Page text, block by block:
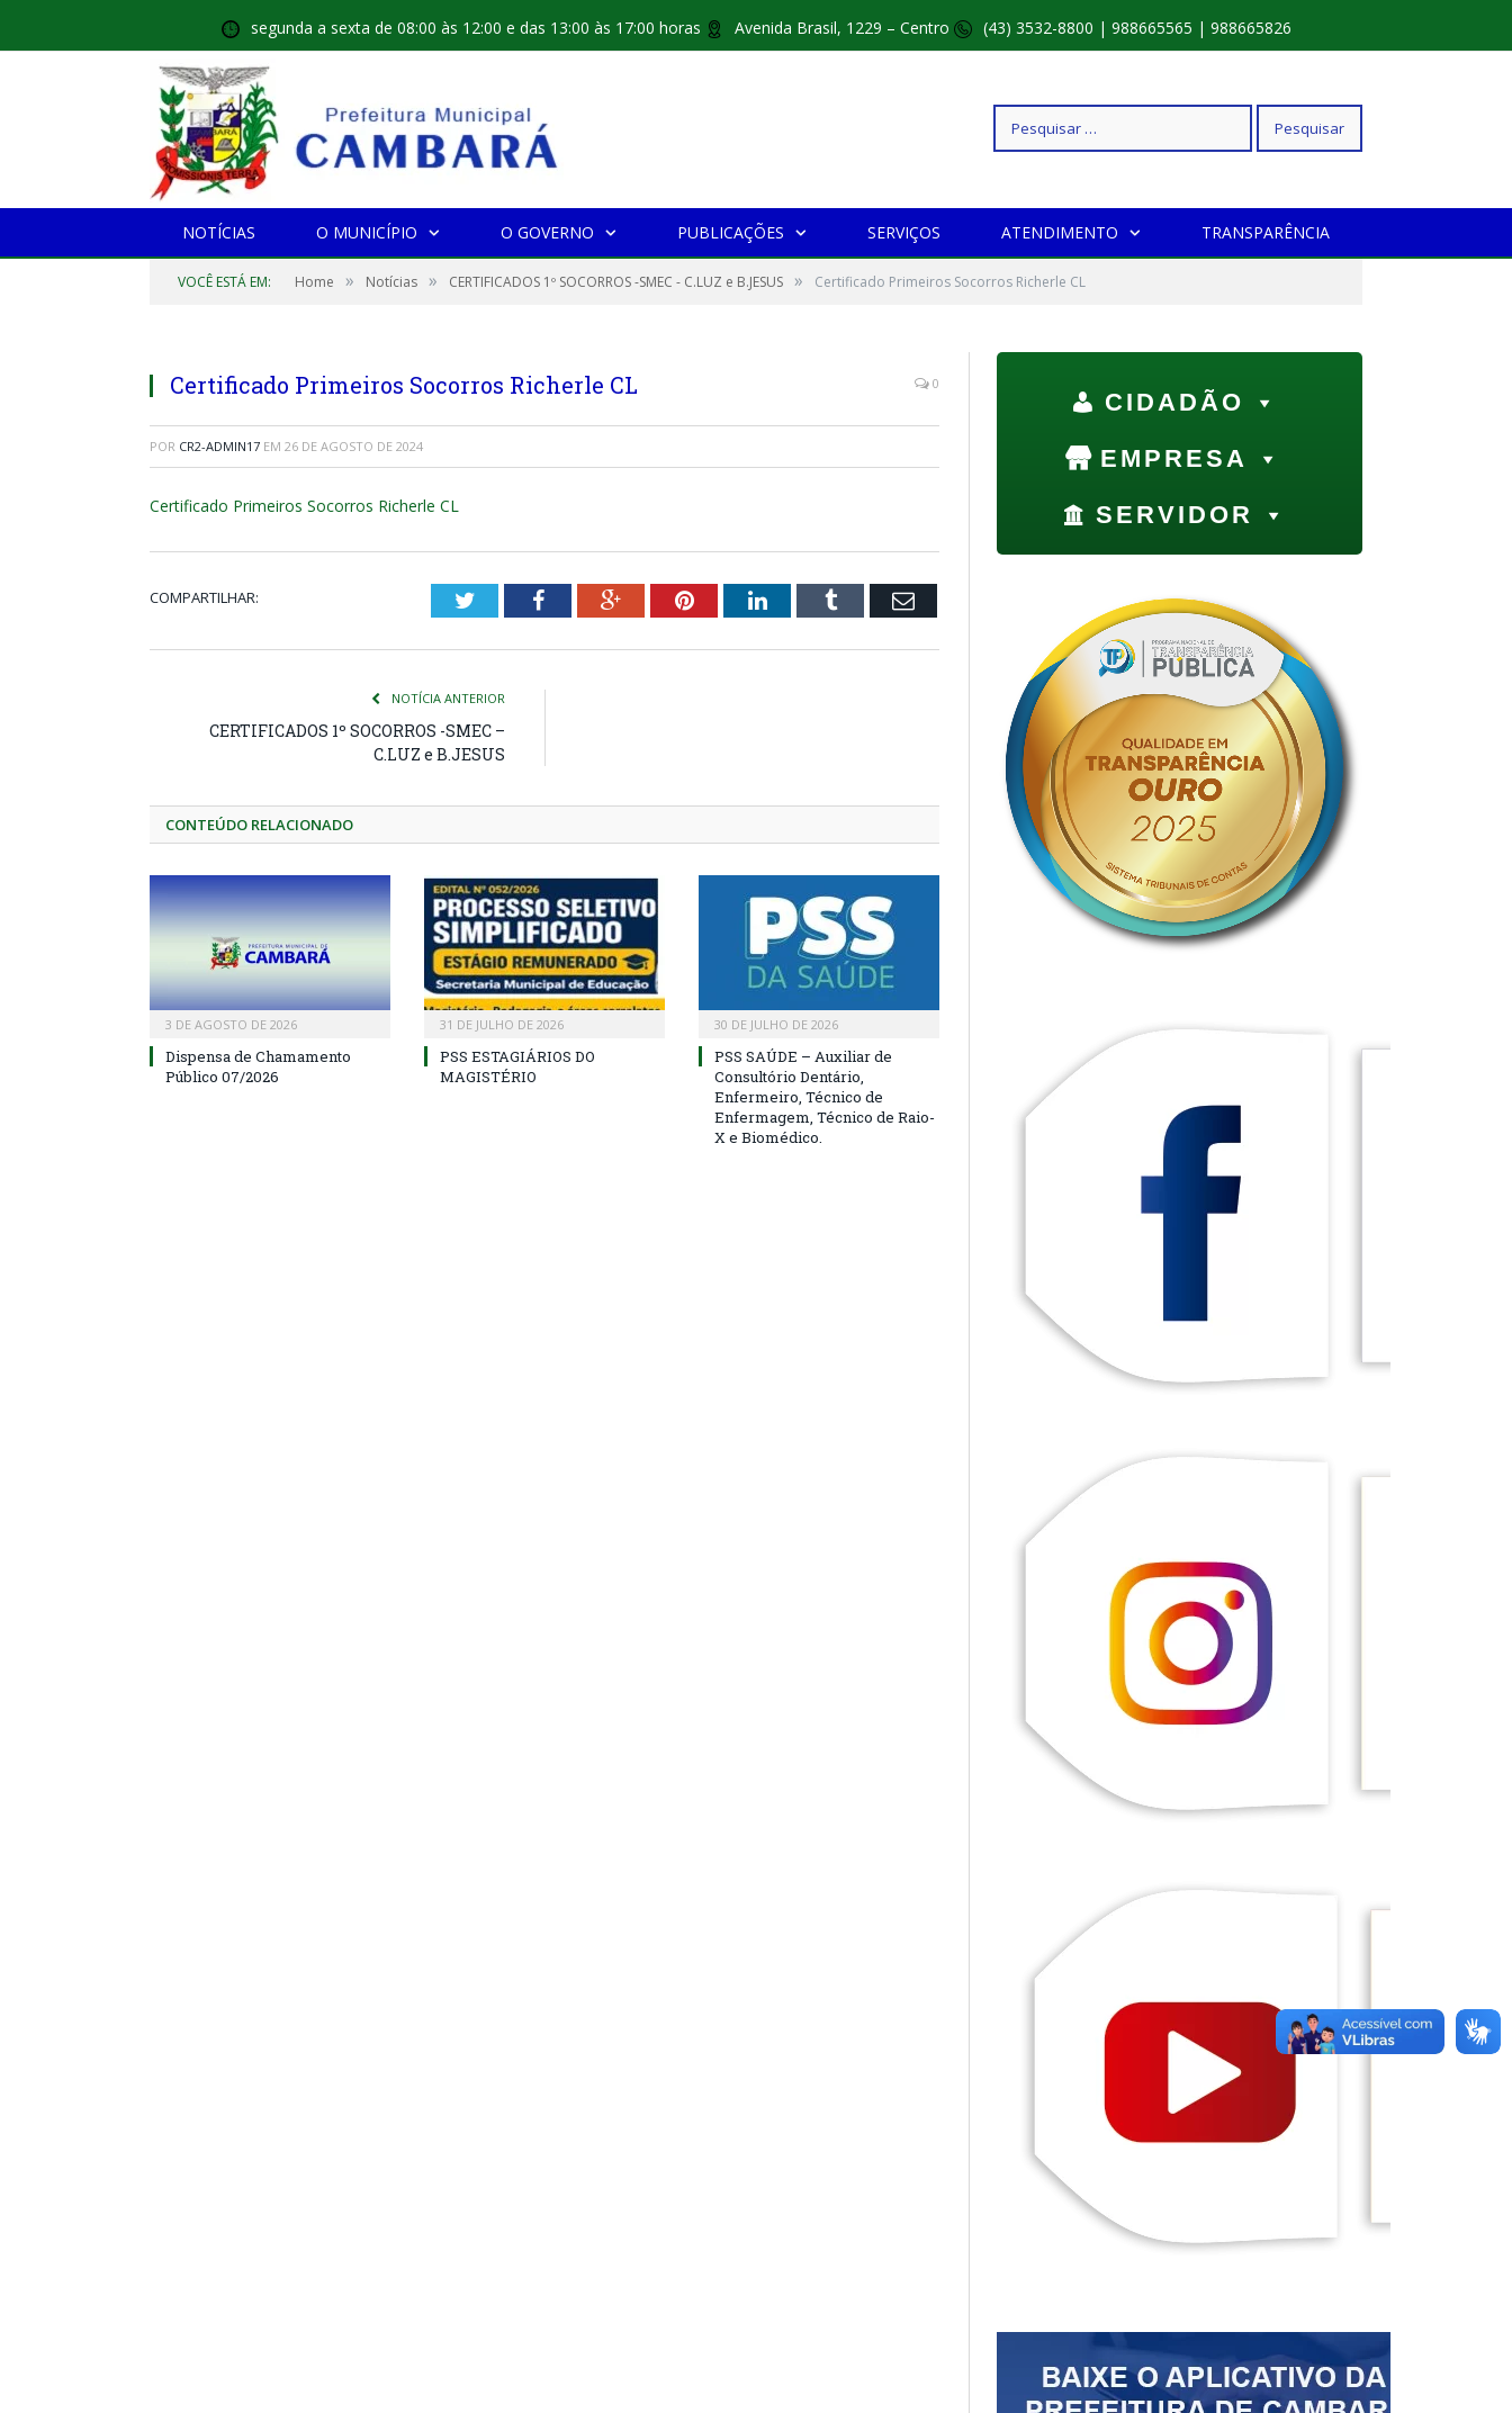
segunda a sexta de 08:00 às 12:00 e das 13:00 às 17:00 horas Avenida Brasil, 1229 – Centro (43) 3532-8800 | 988665565 | 988665826
Pesquisar
por:
NOTÍCIAS O MUNICÍPIO O GOVERNO PUBLICAÇÕES SERVIÇOS ATENDIMENTO TRANSPARÊNCIA
VOCÊ ESTÁ EM: Home » Notícias » CERTIFICADOS 1º SOCORROS -SMEC - C.LUZ e B.JESUS » Certificado Primeiros Socorros Richerle CL
Certificado Primeiros Socorros Richerle CL 0
POR CR2-ADMIN17 EM 26 DE AGOSTO DE 2024
Certificado Primeiros Socorros Richerle CL
COMPARTILHAR: TwitterFacebookGoogle+PinterestLinkedInTumblr Email
NOTÍCIA ANTERIOR
CERTIFICADOS 1º SOCORROS -SMEC –
C.LUZ e B.JESUS
CONTEÚDO RELACIONADO
3 DE AGOSTO DE 2026
Dispensa de Chamamento
Público 07/2026
31 DE JULHO DE 2026
PSS ESTAGIÁRIOS DO
MAGISTÉRIO
30 DE JULHO DE 2026
PSS SAÚDE – Auxiliar de
Consultório Dentário,
Enfermeiro, Técnico de
Enfermagem, Técnico de Raio-
X e Biomédico.
CIDADÃO
EMPRESA
SERVIDOR